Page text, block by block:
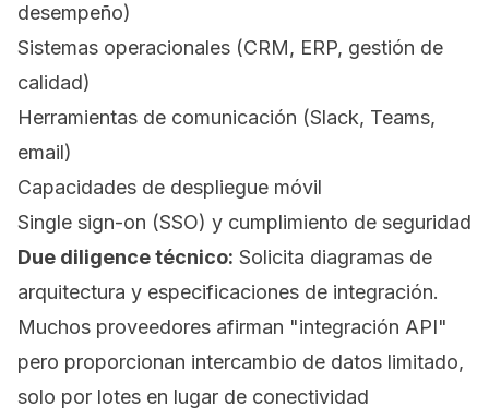
desempeño)
Sistemas operacionales (CRM, ERP, gestión de
calidad)
Herramientas de comunicación (Slack, Teams,
email)
Capacidades de despliegue móvil
Single sign-on (SSO) y cumplimiento de seguridad
Due diligence técnico: Solicita diagramas de
arquitectura y especificaciones de integración.
Muchos proveedores afirman "integración API"
pero proporcionan intercambio de datos limitado,
solo por lotes en lugar de conectividad